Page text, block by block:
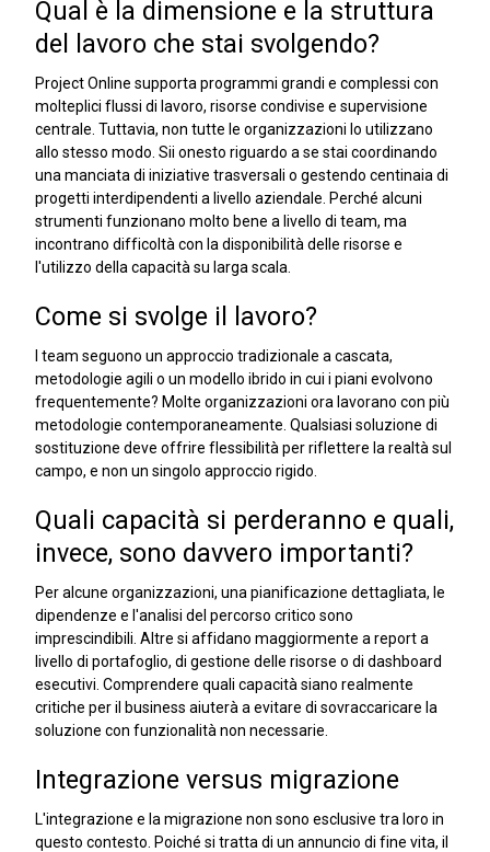
Qual è la dimensione e la struttura
del lavoro che stai svolgendo?
Project Online supporta programmi grandi e complessi con
molteplici flussi di lavoro, risorse condivise e supervisione
centrale. Tuttavia, non tutte le organizzazioni lo utilizzano
allo stesso modo. Sii onesto riguardo a se stai coordinando
una manciata di iniziative trasversali o gestendo centinaia di
progetti interdipendenti a livello aziendale. Perché alcuni
strumenti funzionano molto bene a livello di team, ma
incontrano difficoltà con la disponibilità delle risorse e
l'utilizzo della capacità su larga scala.
Come si svolge il lavoro?
I team seguono un approccio tradizionale a cascata,
metodologie agili o un modello ibrido in cui i piani evolvono
frequentemente? Molte organizzazioni ora lavorano con più
metodologie contemporaneamente. Qualsiasi soluzione di
sostituzione deve offrire flessibilità per riflettere la realtà sul
campo, e non un singolo approccio rigido.
Quali capacità si perderanno e quali,
invece, sono davvero importanti?
Per alcune organizzazioni, una pianificazione dettagliata, le
dipendenze e l'analisi del percorso critico sono
imprescindibili. Altre si affidano maggiormente a report a
livello di portafoglio, di gestione delle risorse o di dashboard
esecutivi. Comprendere quali capacità siano realmente
critiche per il business aiuterà a evitare di sovraccaricare la
soluzione con funzionalità non necessarie.
Integrazione versus migrazione
L'integrazione e la migrazione non sono esclusive tra loro in
questo contesto. Poiché si tratta di un annuncio di fine vita, il